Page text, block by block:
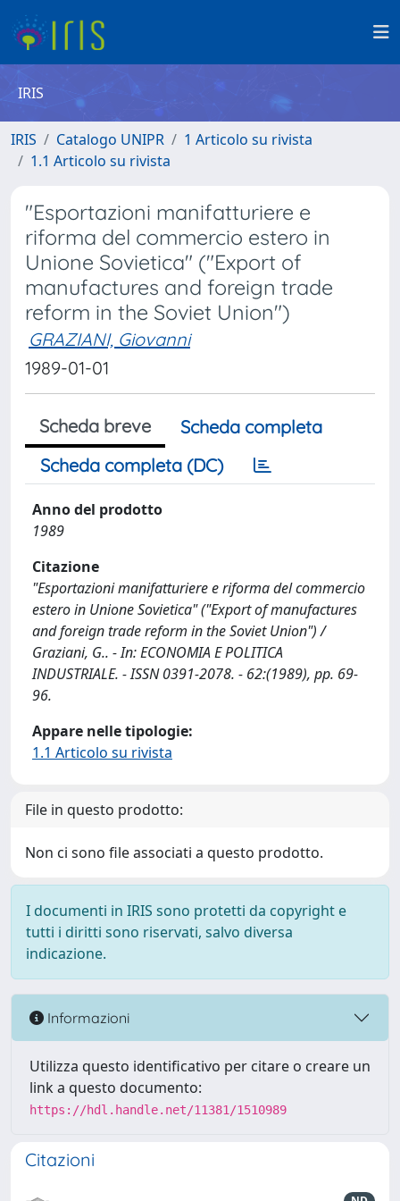
IRIS
IRIS Catalogo UNIPR
1 Articolo su rivista
1.1 Articolo su rivista
"Esportazioni manifatturiere e
riforma del commercio estero in
Unione Sovietica" ("Export of
manufactures and foreign trade
reform in the Soviet Union")
GRAZIANI, Giovanni
1989-01-01
Scheda breve
Scheda completa
Scheda completa (DC)
Anno del prodotto
1989
Citazione
"Esportazioni manifatturiere e riforma del commercio
estero in Unione Sovietica" ("Export of manufactures
and foreign trade reform in the Soviet Union") /
Graziani, G.. - In: ECONOMIA E POLITICA
INDUSTRIALE. - ISSN 0391-2078. - 62:(1989), pp. 69-
96.
Appare nelle tipologie:
1.1 Articolo su rivista
File in questo prodotto:
Non ci sono file associati a questo prodotto.
I documenti in IRIS sono protetti da copyright e
tutti i diritti sono riservati, salvo diversa
indicazione.
Informazioni
Utilizza questo identificativo per citare o creare un
link a questo documento:
https://hdl.handle.net/11381/1510989
Citazioni